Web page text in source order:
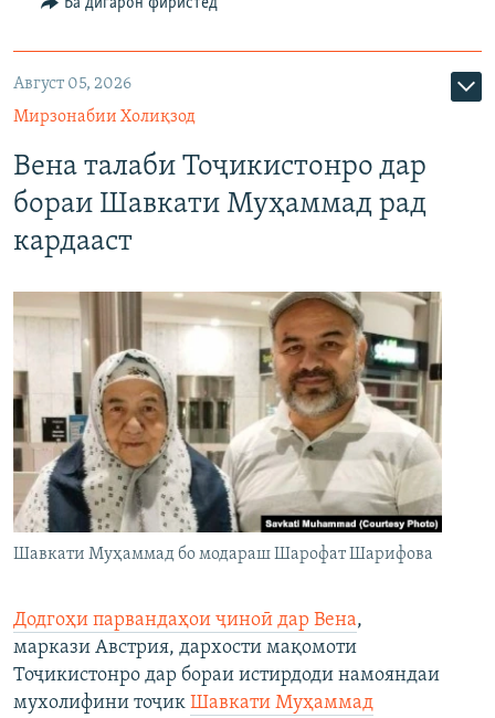
Август 05, 2026
Мирзонабии Холиқзод
Вена талаби Тоҷикистонро дар
бораи Шавкати Муҳаммад рад
кардааст
Шавкати Муҳаммад бо модараш Шарофат Шарифова
Додгоҳи парвандаҳои ҷиноӣ дар Вена,
маркази Австрия, дархости мақомоти
Тоҷикистонро дар бораи истирдоди намояндаи
мухолифини тоҷик Шавкати Муҳаммад